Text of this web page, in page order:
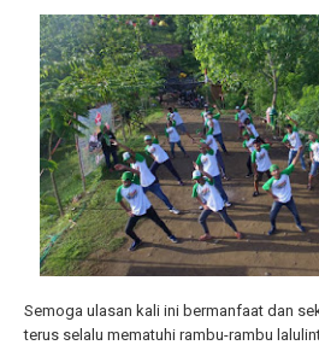
Semoga ulasan kali ini bermanfaat dan
terus selalu mematuhi rambu-rambu